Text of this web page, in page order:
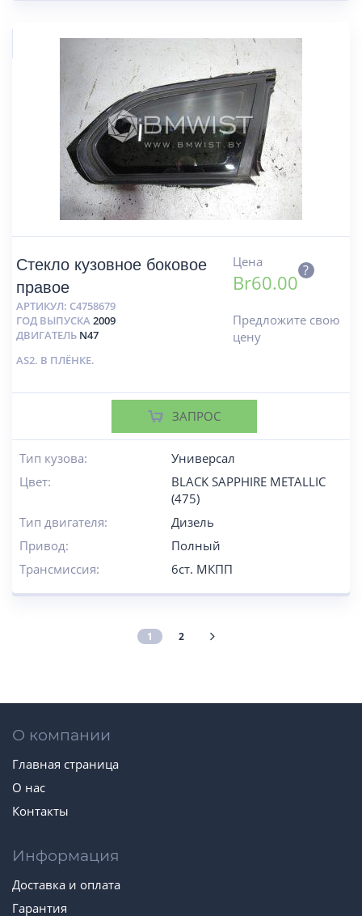
Стекло кузовное боковое
правое
АРТИКУЛ: C4758679
ГОД ВЫПУСКА2009
ДВИГАТЕЛЬ N47
AS2. В ПЛЁНКЕ.
Цена
Br60.00
?
Предложите свою
цену
ЗАПРОС
Тип кузова:
Универсал
Цвет:
BLACK SAPPHIRE METALLIC
(475)
Тип двигателя:
Дизель
Привод:
Полный
Трансмиссия:
6ст. МКПП
1 2
О компании
Главная страница
О нас
Контакты
Информация
Доставка и оплата
Гарантия